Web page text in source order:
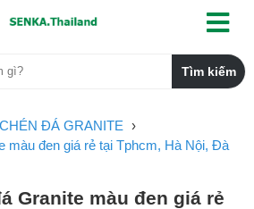
ĐÁ GRANITE
màu đen giá rẻ tại Tphcm, Hà Nội, Đà
Granite màu đen giá rẻ